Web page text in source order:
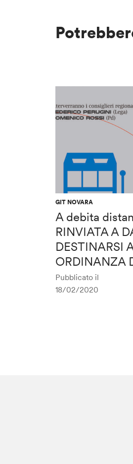
GIT NOVARA
A debita
RINVIATA A
DESTINARSI
ORDINANZA
Pubblicato il
18/02/2020